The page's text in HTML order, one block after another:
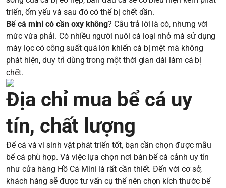
triển, ốm yếu và sau đó có thể bị chết dần.
Bể cá mini có cần oxy không? Câu trả lời là có, nhưng với
mức vừa phải. Có nhiều người nuôi cá loại nhỏ mà sử dụng
máy lọc có công suất quá lớn khiến cá bị mệt mà không
phát hiện, duy trì dùng trong một thời gian dài làm cá bị
chết.
Địa chỉ mua bể cá uy
tín, chất lượng
Để cá và vi sinh vật phát triển tốt, bạn cần chọn được mẫu
bể cá phù hợp. Và việc lựa chọn nơi bán bể cá cảnh uy tín
như cửa hàng Hồ Cá Mini là rất cần thiết. Đến với cơ sở,
khách hàng sẽ được tư vấn cụ thể nên chọn kích thước bể